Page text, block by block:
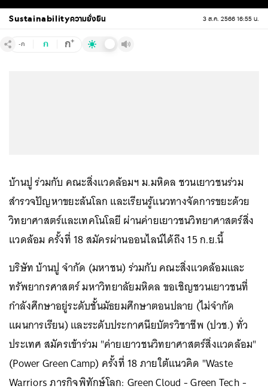
Sustainabilityความยั่งยืน 3 ส.ค. 2566 16:55 น.
-ก ก ก+
บ้านปู ร่วมกับ คณะสิ่งแวดล้อมฯ ม.มหิดล ชวนเยาวชนร่วม
สำรวจปัญหาขยะล้นโลก และเรียนรู้แนวทางจัดการขยะด้วย
วิทยาศาสตร์และเทคโนโลยี ผ่านค่ายเยาวชนวิทยาศาสตร์สิ่ง
แวดล้อม ครั้งที่ 18 สมัครผ่านออนไลน์ได้ถึง 15 ก.ย.นี้
บริษัท บ้านปู จำกัด (มหาชน) ร่วมกับ คณะสิ่งแวดล้อมและ
ทรัพยากรศาสตร์ มหาวิทยาลัยมหิดล ขอเชิญชวนเยาวชนที่
กำลังศึกษาอยู่ระดับชั้นมัธยมศึกษาตอนปลาย (ไม่จำกัด
แผนการเรียน) และระดับประกาศนียบัตรวิชาชีพ (ปวช.) ทั่ว
ประเทศ สมัครเข้าร่วม "ค่ายเยาวชนวิทยาศาสตร์สิ่งแวดล้อม"
(Power Green Camp) ครั้งที่ 18 ภายใต้แนวคิด "Waste
Warriors ภารกิจพิทักษ์โลก: Green Cloud - Green Tech -